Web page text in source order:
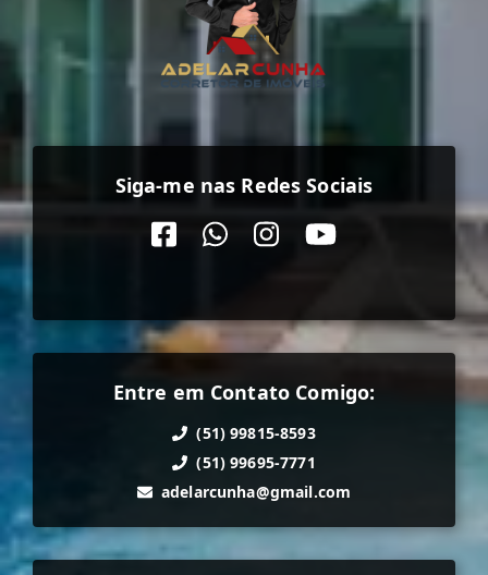
Siga-me nas Redes Sociais
Entre em Contato Comigo:
(51) 99815-8593
(51) 99695-7771
adelarcunha@gmail.com